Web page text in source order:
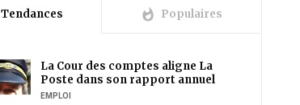
Tendances whatshot Populaires
La Cour des comptes aligne La
Poste dans son rapport annuel
EMPLOI